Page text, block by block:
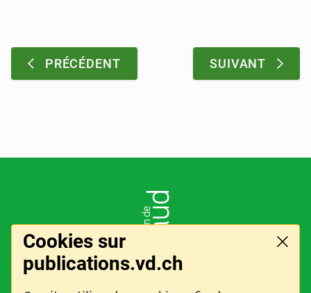
Cookies sur
publications.vd.ch
PRÉCÉDENT: SUIVANT